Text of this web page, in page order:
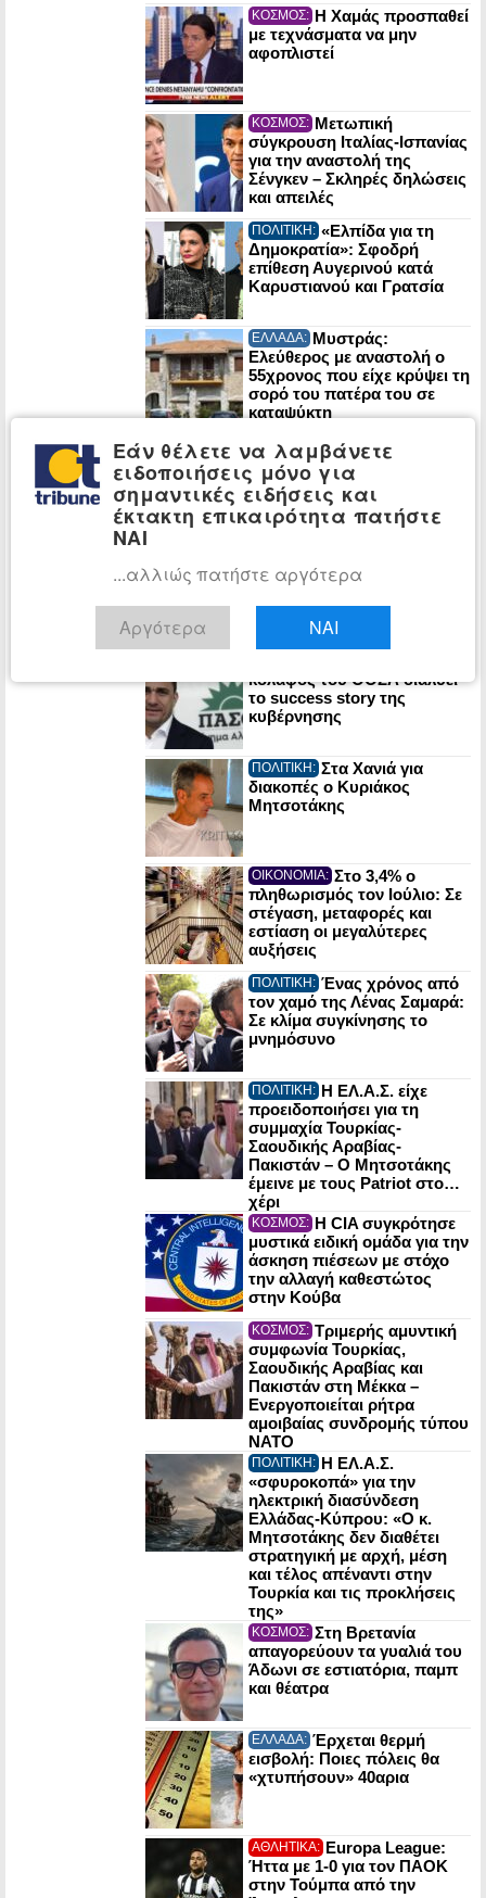
ΚΟΣΜΟΣ: Η Χαμάς προσπαθεί
με τεχνάσματα να μην
αφοπλιστεί
ΚΟΣΜΟΣ: Μετωπική
σύγκρουση Ιταλίας-Ισπανίας
για την αναστολή της
Σένγκεν – Σκληρές δηλώσεις
και απειλές
ΠΟΛΙΤΙΚΗ: «Ελπίδα για τη
Δημοκρατία»: Σφοδρή
επίθεση Αυγερινού κατά
Καρυστιανού και Γρατσία
ΕΛΛΑΔΑ: Μυστράς:
Ελεύθερος με αναστολή ο
55χρονος που είχε κρύψει τη
σορό του πατέρα του σε
καταψύκτη
ΚΟΣΜΟΣ: Θολό το τοπίο για
την υγεία του Μοτζταμπά
Χαμενεΐ: Πληροφορίες για
κρίσιμη κατάσταση και
απομόνωση στη Τεχεράνη
μητέρα και γιος σε φρικτό
τροχαίο – Οι πρώτες
εκτιμήσεις
πραγματογνώμονα
κόλαφος του ΟΟΣΑ διαλύει
το success story της
κυβέρνησης
ΠΟΛΙΤΙΚΗ: Στα Χανιά για
διακοπές ο Κυριάκος
Μητσοτάκης
ΟΙΚΟΝΟΜΙΑ: Στο 3,4% ο
πληθωρισμός τον Ιούλιο: Σε
στέγαση, μεταφορές και
εστίαση οι μεγαλύτερες
αυξήσεις
ΠΟΛΙΤΙΚΗ: Ένας χρόνος από
τον χαμό της Λένας Σαμαρά:
Σε κλίμα συγκίνησης το
μνημόσυνο
ΠΟΛΙΤΙΚΗ: Η ΕΛ.Α.Σ. είχε
προειδοποιήσει για τη
συμμαχία Τουρκίας-
Σαουδικής Αραβίας-
Πακιστάν – Ο Μητσοτάκης
έμεινε με τους Patriot στο…
χέρι
ΚΟΣΜΟΣ: Η CIA συγκρότησε
μυστικά ειδική ομάδα για την
άσκηση πιέσεων με στόχο
την αλλαγή καθεστώτος
στην Κούβα
ΚΟΣΜΟΣ: Τριμερής αμυντική
συμφωνία Τουρκίας,
Σαουδικής Αραβίας και
Πακιστάν στη Μέκκα –
Ενεργοποιείται ρήτρα
αμοιβαίας συνδρομής τύπου
NATO
ΠΟΛΙΤΙΚΗ: Η ΕΛ.Α.Σ.
«σφυροκοπά» για την
ηλεκτρική διασύνδεση
Ελλάδας-Κύπρου: «Ο κ.
Μητσοτάκης δεν διαθέτει
στρατηγική με αρχή, μέση
και τέλος απέναντι στην
Τουρκία και τις προκλήσεις
της»
ΚΟΣΜΟΣ: Στη Βρετανία
απαγορεύουν τα γυαλιά του
Άδωνι σε εστιατόρια, παμπ
και θέατρα
ΕΛΛΑΔΑ: Έρχεται θερμή
εισβολή: Ποιες πόλεις θα
«χτυπήσουν» 40αρια
ΑΘΛΗΤΙΚΑ: Europa League:
Ήττα με 1-0 για τον ΠΑΟΚ
στην Τούμπα από την
Εάν θέλετε να λαμβάνετε
ειδοποιήσεις μόνο για
σημαντικές ειδήσεις και
έκτακτη επικαιρότητα πατήστε
ΝΑΙ
...αλλιώς πατήστε αργότερα
Αργότερα ΝΑΙ